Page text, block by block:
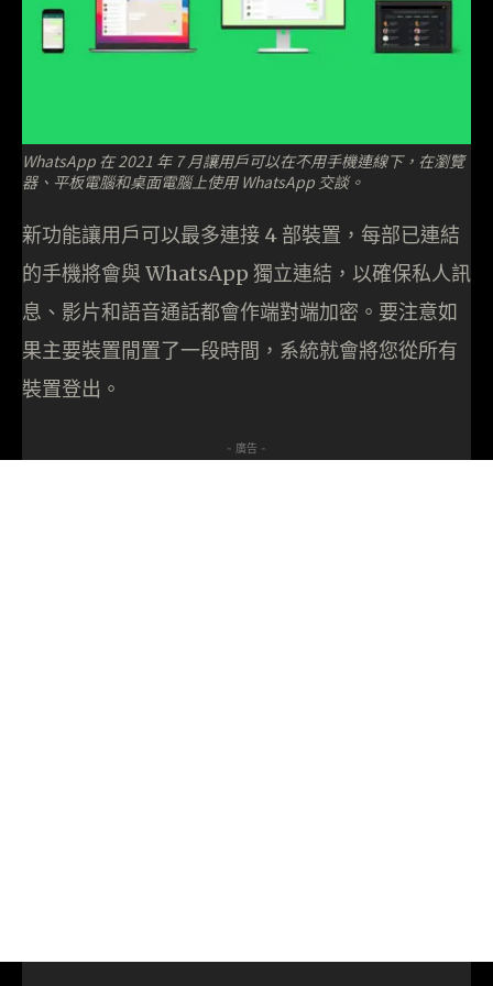
WhatsApp 在 2021 年 7 月讓用戶可以在不用手機連線下，在瀏覽
器、平板電腦和桌面電腦上使用 WhatsApp 交談。
新功能讓用戶可以最多連接 4 部裝置，每部已連結
的手機將會與 WhatsApp 獨立連結，以確保私人訊
息、影片和語音通話都會作端對端加密。要注意如
果主要裝置閒置了一段時間，系統就會將您從所有
裝置登出。
- 廣告 -